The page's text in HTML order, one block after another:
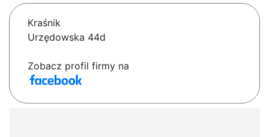
Kraśnik
Urzędowska 44d
Zobacz profil firmy na